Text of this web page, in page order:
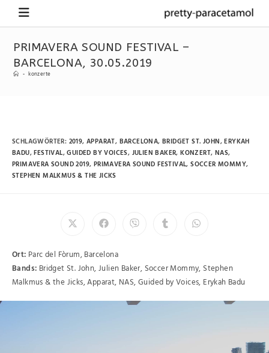
PRIMAVERA SOUND FESTIVAL –
BARCELONA, 30.05.2019
- konzerte
SCHLAGWÖRTER: 2019, APPARAT, BARCELONA, BRIDGET ST. JOHN,ERYKAH
BADU,FESTIVAL,GUIDED BY VOICES, JULIEN BAKER, KONZERT, NAS,
PRIMAVERA SOUND 2019, PRIMAVERA SOUND FESTIVAL, SOCCER MOMMY,
STEPHEN MALKMUS & THE JICKS
Ort: Parc del Fòrum, Barcelona
Bands: Bridget St. John, Julien Baker, Soccer Mommy, Stephen
Malkmus & the Jicks, Apparat, NAS, Guided by Voices, Erykah Badu